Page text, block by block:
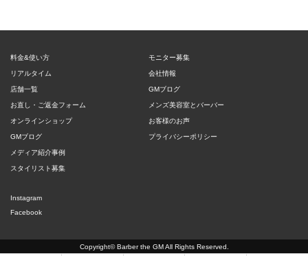
料金&使い方
リアルタイム
店舗一覧
お直し・ご返金フォーム
オンラインショップ
GMブログ
メディア紹介事例
スタイリスト募集
モニター募集
会社情報
GMブログ
メンズ美容室とバーバー
お客様のお声
プライバシーポリシー
Instagram
Facebook
Copyright©Barber the GMAll Rights Reserved.